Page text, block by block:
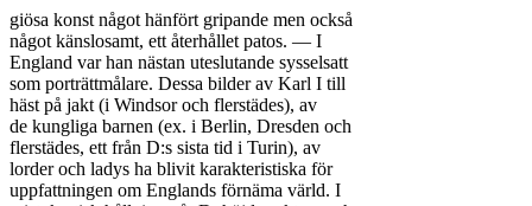
giösa konst något hänfört gripande men också
något känslosamt, ett återhållet patos. — I
England var han nästan uteslutande sysselsatt
som porträttmålare. Dessa bilder av Karl I till
häst på jakt (i Windsor och flerstädes), av
de kungliga barnen (ex. i Berlin, Dresden och
flerstädes, ett från D:s sista tid i Turin), av
lorder och ladys ha blivit karakteristiska för
uppfattningen om Englands förnäma värld. I